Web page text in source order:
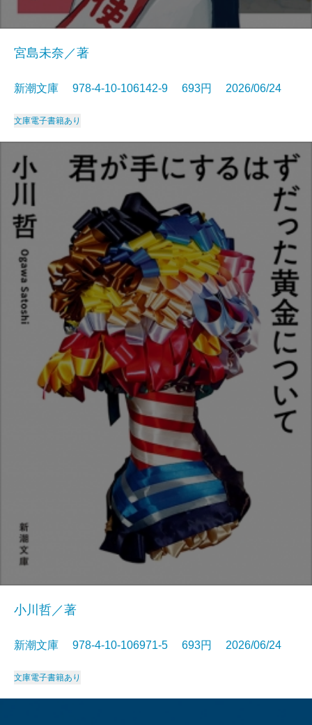
宮島未奈／著
新潮文庫 978-4-10-106142-9 693円 2026/06/24
文庫電子書籍あり
小川哲／著
新潮文庫 978-4-10-106971-5 693円 2026/06/24
文庫電子書籍あり